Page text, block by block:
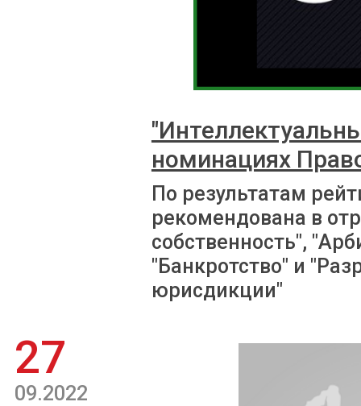
номинациях
По результатам
рекомендована в
собственность",
"Банкротство" и
юрисдикции"
27
09.2022